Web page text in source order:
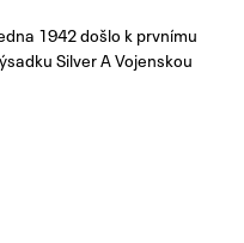
1942 došlo k prvnímu
Silver A Vojenskou